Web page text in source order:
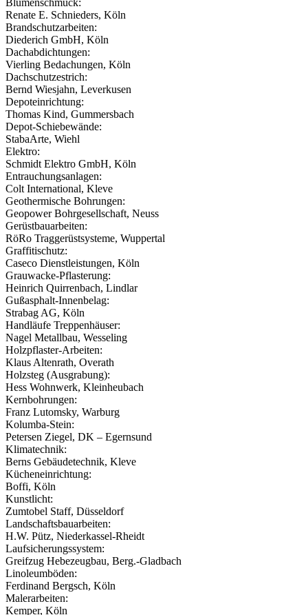
Renate E. Schnieders, Köln
Brandschutzarbeiten:
Diederich GmbH, Köln
Dachabdichtungen:
Vierling Bedachungen, Köln
Dachschutzestrich:
Bernd Wiesjahn, Leverkusen
Depoteinrichtung:
Thomas Kind, Gummersbach
Depot-Schiebewände:
StabaArte, Wiehl
Elektro:
Schmidt Elektro GmbH, Köln
Entrauchungsanlagen:
Colt International, Kleve
Geothermische Bohrungen:
Geopower Bohrgesellschaft, Neuss
Gerüstbauarbeiten:
RöRo Traggerüstsysteme, Wuppertal
Graffitischutz:
Caseco Dienstleistungen, Köln
Grauwacke-Pflasterung:
Heinrich Quirrenbach, Lindlar
Gußasphalt-Innenbelag:
Strabag AG, Köln
Handläufe Treppenhäuser:
Nagel Metallbau, Wesseling
Holzpflaster-Arbeiten:
Klaus Altenrath, Overath
Holzsteg (Ausgrabung):
Hess Wohnwerk, Kleinheubach
Kernbohrungen:
Franz Lutomsky, Warburg
Kolumba-Stein:
Petersen Ziegel, DK – Egernsund
Klimatechnik:
Berns Gebäudetechnik, Kleve
Kücheneinrichtung:
Boffi, Köln
Kunstlicht:
Zumtobel Staff, Düsseldorf
Landschaftsbauarbeiten:
H.W. Pütz, Niederkassel-Rheidt
Laufsicherungssystem:
Greifzug Hebezeugbau, Berg.-Gladbach
Linoleumböden:
Ferdinand Bergsch, Köln
Malerarbeiten:
Kemper, Köln